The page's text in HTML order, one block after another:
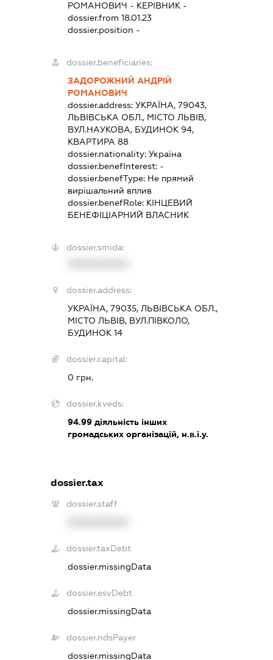
РОМАНОВИЧ - КЕРІВНИК -
dossier.from 18.01.23
dossier.position -
dossier.beneficiaries:
ЗАДОРОЖНИЙ АНДРІЙ
РОМАНОВИЧ
dossier.address:УКРАЇНА, 79043,
ЛЬВІВСЬКА ОБЛ., МІСТО ЛЬВІВ,
ВУЛ.НАУКОВА, БУДИНОК 94,
КВАРТИРА 88
dossier.nationality:Україна
dossier.benefInterest: -
dossier.benefType: Не прямий
вирішальний вплив
dossier.benefRole: КІНЦЕВИЙ
БЕНЕФІЦІАРНИЙ ВЛАСНИК
dossier.smida:
dossier.address:
УКРАЇНА, 79035, ЛЬВІВСЬКА ОБЛ.,
МІСТО ЛЬВІВ, ВУЛ.ПІВКОЛО,
БУДИНОК 14
dossier.capital:
0 грн.
dossier.kveds:
94.99 діяльність інших
громадських організацій, н.в.і.у.
dossier.tax
dossier.staff
dossier.taxDebt
dossier.missingData
dossier.esvDebt
dossier.missingData
dossier.ndsPayer
dossier.missingData